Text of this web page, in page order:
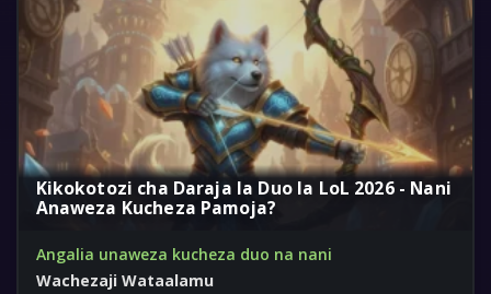
Kikokotozi cha Daraja la Duo la LoL 2026 - Nani
Anaweza Kucheza Pamoja?
Angalia unaweza kucheza duo na nani
Wachezaji Wataalamu